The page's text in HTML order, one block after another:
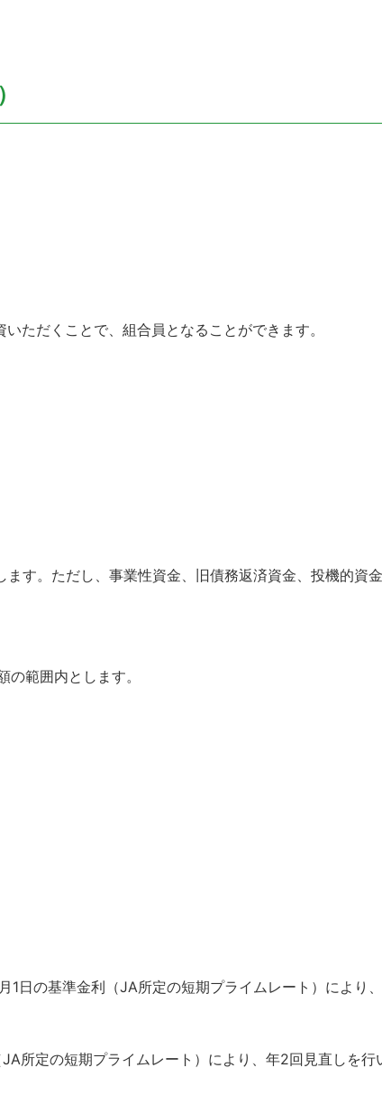
ただくことで、組合員となることができます。
す。ただし、事業性資金、旧債務返済資金、投機的資金
範囲内とします。
1日の基準金利（JA所定の短期プライムレート）により
所定の短期プライムレート）により、年2回見直しを